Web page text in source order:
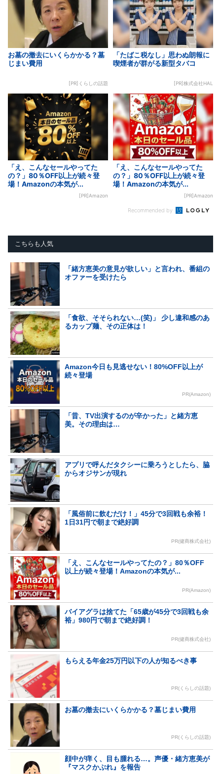
お墓の撤去にいくらかかる？墓
じまい費用
[PR]くらしの話題
「たばこ税なし」思わぬ朗報に
喫煙者が群がる新型タバコ
[PR]株式会社HAL
「え、こんなセールやってた
の？」80％OFF以上が続々登
場！Amazonの本気が...
[PR]Amazon
「え、こんなセールやってた
の？」80％OFF以上が続々登
場！Amazonの本気が...
[PR]Amazon
Recommended by
こちらも人気
「緒方恵美の意見が欲しい」と言われ、番組の
オファーを受けたら
「食欲、そそられない…(笑)」 少し違和感のあ
るカップ麺、その正体は！
Amazon今日も見逃せない！80%OFF以上が
続々登場
PR(Amazon)
「昔、TV出演するのが辛かった」と緒方恵
美。その理由は…
アプリで呼んだタクシーに乗ろうとしたら、脇
からオジサンが現れ
「風俗前に飲むだけ！」45分で3回戦も余裕！
1日31円で朝まで絶好調
PR(健商株式会社)
「え、こんなセールやってたの？」80％OFF
以上が続々登場！Amazonの本気が...
PR(Amazon)
バイアグラは捨てた「65歳が45分で3回戦も余
裕」980円で朝まで絶好調！
PR(健商株式会社)
もらえる年金25万円以下の人が知るべき事
PR(くらしの話題)
お墓の撤去にいくらかかる？墓じまい費用
PR(くらしの話題)
顔中が痒く、目も腫れる…。声優・緒方恵美が
『マスクかぶれ』を報告